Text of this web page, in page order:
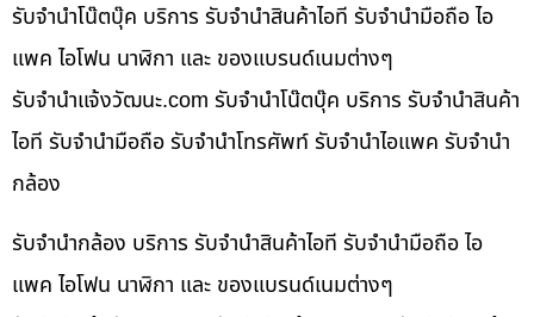
รับจำนำโน๊ตบุ๊ค บริการ รับจำนำสินค้าไอที รับจำนำมือถือ ไอ
แพค ไอโฟน นาฬิกา และ ของแบรนด์เนมต่างๆ
รับจํานําแจ้งวัฒนะ.com รับจำนำโน๊ตบุ๊ค บริการ รับจำนำสินค้า
ไอที รับจำนำมือถือ รับจำนำโทรศัพท์ รับจำนำไอแพค รับจำนำ
กล้อง
รับจำนำกล้อง บริการ รับจำนำสินค้าไอที รับจำนำมือถือ ไอ
แพค ไอโฟน นาฬิกา และ ของแบรนด์เนมต่างๆ